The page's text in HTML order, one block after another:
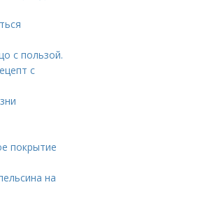
с пользой.
с
покрытие
на